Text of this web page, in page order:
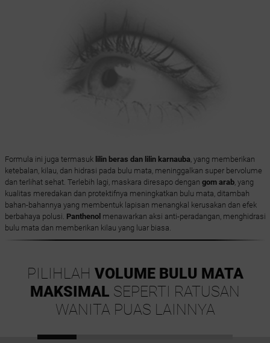
Formula ini juga termasuk lilin beras dan lilin karnauba, yang memberikan
ketebalan, kilau, dan hidrasi pada bulu mata, meninggalkan super bervolume
dan terlihat sehat. Terlebih lagi, maskara diresapo dengan gom arab, yang
kualitas meredakan dan protektifnya meningkatkan bulu mata, ditambah
bahan-bahannya yang membentuk lapisan menangkal kerusakan dan efek
berbahaya polusi. Panthenol menawarkan aksi anti-peradangan, menghidrasi
bulu mata dan memberikan kilau yang luar biasa.
PILIHLAH VOLUME BULU MATA
MAKSIMAL SEPERTI RATUSAN
WANITA PUAS LAINNYA